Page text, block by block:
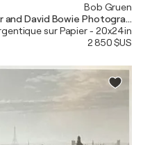
Bob Gruen
and David Bowie Photograph
sur Papier - 20x24in
2 850 $US